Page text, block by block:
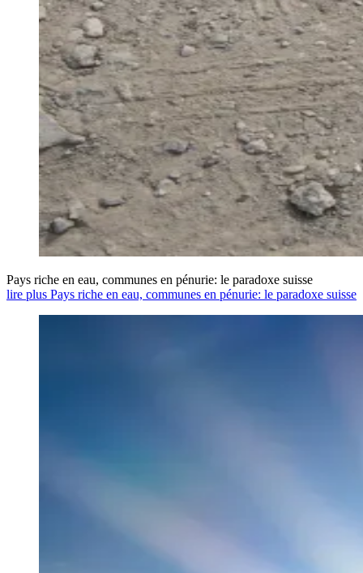
Pays riche en eau, communes en pénurie: le paradoxe suisse
lire plus Pays riche en eau, communes en pénurie: le paradoxe suisse